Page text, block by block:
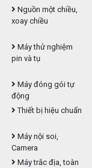
Nguồn một chiều,
xoay chiều
Máy thử nghiệm
pin và tụ
Máy đóng gói tự
động
Thiết bị hiệu chuẩn
Máy nội soi,
Camera
Máy trắc địa, toàn